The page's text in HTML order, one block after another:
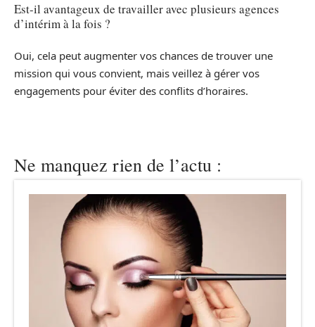
Est-il avantageux de travailler avec plusieurs agences
d’intérim à la fois ?
Oui, cela peut augmenter vos chances de trouver une
mission qui vous convient, mais veillez à gérer vos
engagements pour éviter des conflits d’horaires.
Ne manquez rien de l’actu :